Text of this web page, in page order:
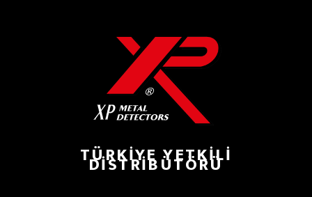
TÜRKIYE YETKILI
DISTRIBÜTÖRÜ